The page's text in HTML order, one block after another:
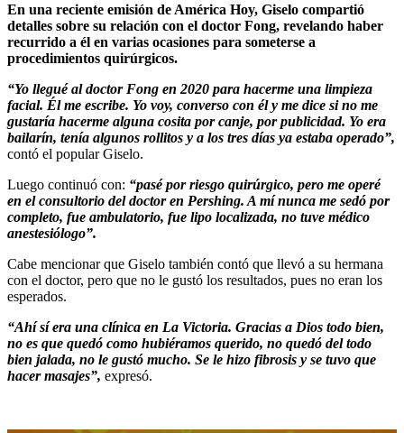
En una reciente emisión de América Hoy, Giselo compartió
detalles sobre su relación con el doctor Fong, revelando haber
recurrido a él en varias ocasiones para someterse a
procedimientos quirúrgicos.
“Yo llegué al doctor Fong en 2020 para hacerme una limpieza
facial. Él me escribe. Yo voy, converso con él y me dice si no me
gustaría hacerme alguna cosita por canje, por publicidad. Yo era
bailarín, tenía algunos rollitos y a los tres días ya estaba operado”,
contó el popular Giselo.
Luego continuó con: “pasé por riesgo quirúrgico, pero me operé
en el consultorio del doctor en Pershing. A mí nunca me sedó por
completo, fue ambulatorio, fue lipo localizada, no tuve médico
anestesiólogo”.
Cabe mencionar que Giselo también contó que llevó a su hermana
con el doctor, pero que no le gustó los resultados, pues no eran los
esperados.
“Ahí sí era una clínica en La Victoria. Gracias a Dios todo bien,
no es que quedó como hubiéramos querido, no quedó del todo
bien jalada, no le gustó mucho. Se le hizo fibrosis y se tuvo que
hacer masajes”, expresó.